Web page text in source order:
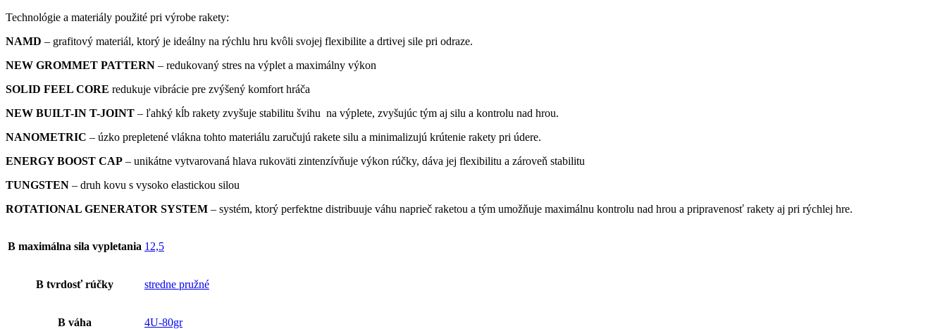
Technológie a materiály použité pri výrobe rakety:
NAMD – grafitový materiál, ktorý je ideálny na rýchlu hru kvôli svojej flexibilite a drtivej sile pri odraze.
NEW GROMMET PATTERN – redukovaný stres na výplet a maximálny výkon
SOLID FEEL CORE redukuje vibrácie pre zvýšený komfort hráča
NEW BUILT-IN T-JOINT – ľahký kĺb rakety zvyšuje stabilitu švihu na výplete, zvyšujúc tým aj silu a kontrolu nad hrou.
NANOMETRIC – úzko prepletené vlákna tohto materiálu zaručujú rakete silu a minimalizujú krútenie rakety pri údere.
ENERGY BOOST CAP – unikátne vytvarovaná hlava rukoväti zintenzívňuje výkon rúčky, dáva jej flexibilitu a zároveň stabilitu
TUNGSTEN – druh kovu s vysoko elastickou silou
ROTATIONAL GENERATOR SYSTEM – systém, ktorý perfektne distribuuje váhu naprieč raketou a tým umožňuje maximálnu kontrolu nad hrou a pripravenosť rakety aj pri rýchlej hre.
B maximálna sila vypletania 12,5
B tvrdosť rúčky stredne pružné
B váha 4U-80gr